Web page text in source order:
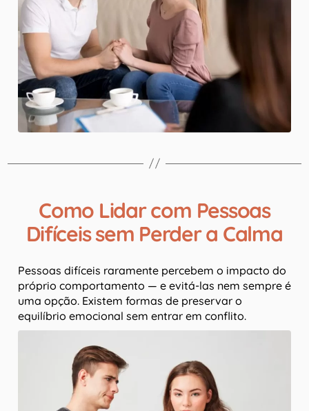
Como Lidar com Pessoas
Difíceis sem Perder a Calma
Pessoas difíceis raramente percebem o impacto do
próprio comportamento — e evitá-las nem sempre é
uma opção. Existem formas de preservar o
equilíbrio emocional sem entrar em conflito.